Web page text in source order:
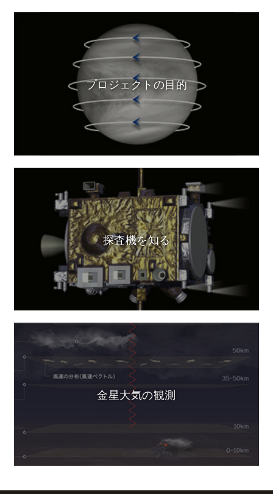
プロジェクトの目的
探査機を知る
金星大気の観測